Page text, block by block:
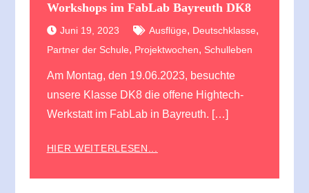
Workshops im FabLab Bayreuth DK8
Juni 19, 2023 Ausflüge, Deutschklasse,
Partner der Schule, Projektwochen, Schulleben
Am Montag, den 19.06.2023, besuchte
unsere Klasse DK8 die offene Hightech-
Werkstatt im FabLab in Bayreuth. […]
HIER WEITERLESEN...